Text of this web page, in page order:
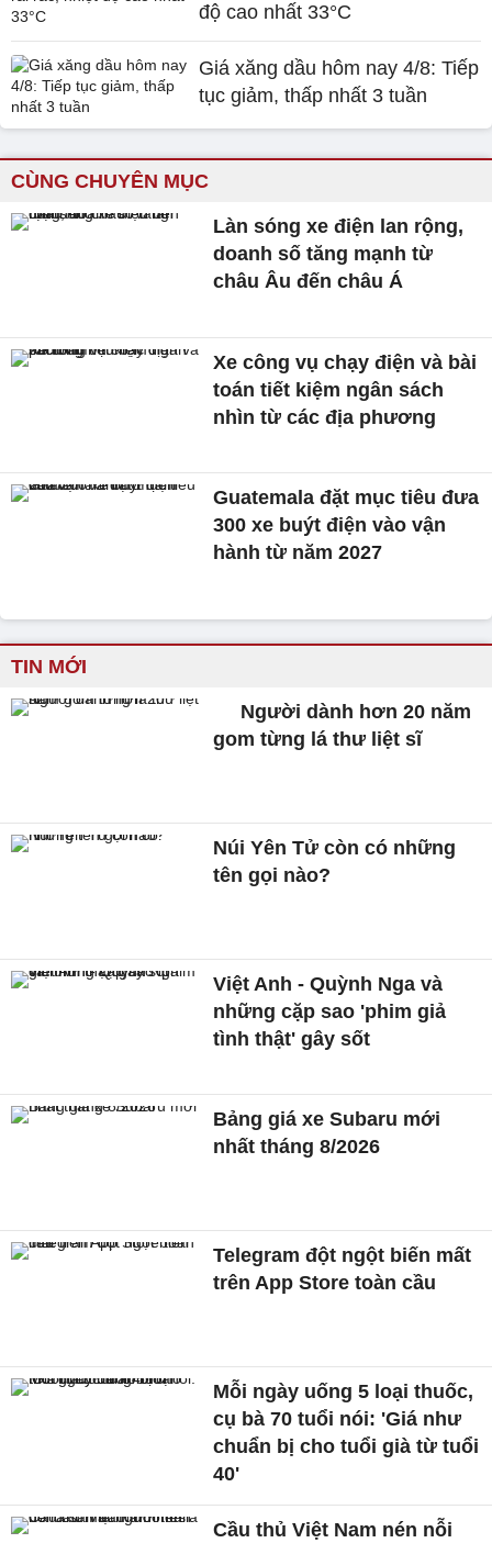
độ cao nhất 33°C
Giá xăng dầu hôm nay 4/8: Tiếp
tục giảm, thấp nhất 3 tuần
CÙNG CHUYÊN MỤC
Làn sóng xe điện lan rộng,
doanh số tăng mạnh từ
châu Âu đến châu Á
Xe công vụ chạy điện và bài
toán tiết kiệm ngân sách
nhìn từ các địa phương
Guatemala đặt mục tiêu đưa
300 xe buýt điện vào vận
hành từ năm 2027
TIN MỚI
Người dành hơn 20 năm
gom từng lá thư liệt sĩ
Núi Yên Tử còn có những
tên gọi nào?
Việt Anh - Quỳnh Nga và
những cặp sao 'phim giả
tình thật' gây sốt
Bảng giá xe Subaru mới
nhất tháng 8/2026
Telegram đột ngột biến mất
trên App Store toàn cầu
Mỗi ngày uống 5 loại thuốc,
cụ bà 70 tuổi nói: 'Giá như
chuẩn bị cho tuổi già từ tuổi
40'
Cầu thủ Việt Nam nén nỗi